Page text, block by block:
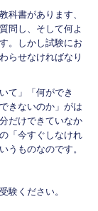
科書があります、
問し、そして何よ
。しかし試験にお
らせなければなり
て」「何ができ
きないのか」がは
だけできていなか
「今すぐしなけれ
うものなのです。
験ください。